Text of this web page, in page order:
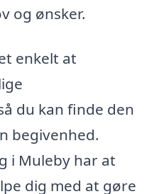
og ønsker.
enkelt at
du kan finde den
begivenhed.
i Muleby har at
dig med at gøre